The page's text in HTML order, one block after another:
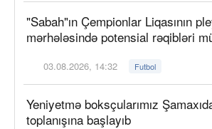
"Sabah"ın Çempionlar Liqasının
mərhələsində potensial rəqibləri
03.08.2026, 14:32 Futbol
Yeniyetmə boksçularımız
toplanışına başlayıb